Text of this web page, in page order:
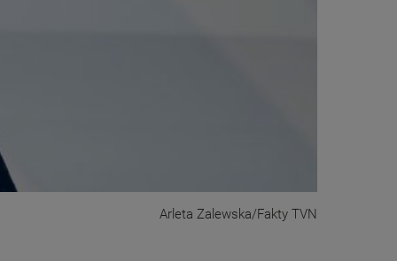
Arleta Zalewska/Fakty TVN